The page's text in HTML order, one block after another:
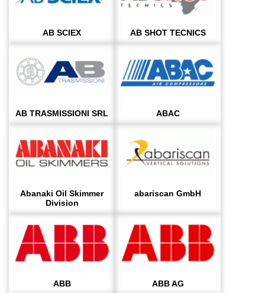
AB SCIEX AB SHOT TECNICS
AB TRASMISSIONI SRL ABAC
Abanaki Oil Skimmer
Division
abariscan GmbH
ABB ABB AG